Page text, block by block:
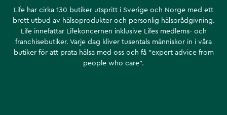
Life har cirka 130 butiker utspritt i Sverige och Norge med ett
brett utbud av hälsoprodukter och personlig hälsorådgivning.
Life innefattar Lifekoncernen inklusive Lifes medlems- och
franchisebutiker. Varje dag kliver tusentals människor in i våra
butiker för att prata hälsa med oss och få ”expert advice from
people who care”.